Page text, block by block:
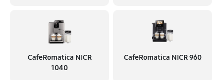
CafeRomatica NICR
1040
CafeRomatica NICR 960